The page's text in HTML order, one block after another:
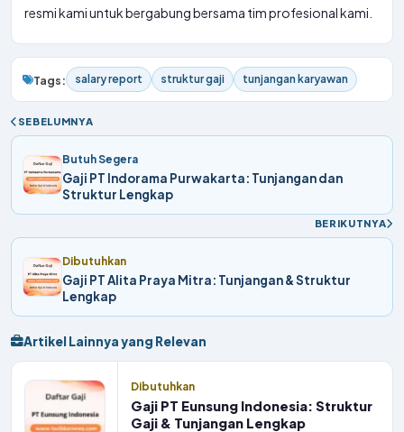
resmi kami untuk bergabung bersama tim profesional kami.
Tags: salary report struktur gaji tunjangan karyawan
SEBELUMNYA
Butuh Segera
Gaji PT Indorama Purwakarta: Tunjangan dan
Struktur Lengkap
BERIKUTNYA
Dibutuhkan
Gaji PT Alita Praya Mitra: Tunjangan & Struktur
Lengkap
Artikel Lainnya yang Relevan
Dibutuhkan
Gaji PT Eunsung Indonesia: Struktur
Gaji & Tunjangan Lengkap